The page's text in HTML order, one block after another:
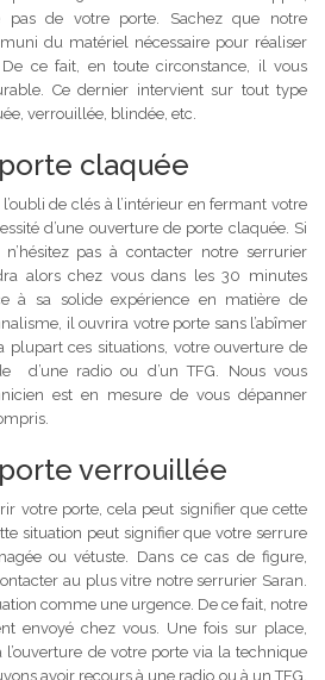
de votre porte. Sachez que notre
du matériel nécessaire pour réaliser
ce fait, en toute circonstance, il vous
Ce dernier intervient sur tout type
verrouillée, blindée, etc.
claquée
de clés à l’intérieur en fermant votre
d’une ouverture de porte claquée. Si
pas à contacter notre serrurier
alors chez vous dans les 30 minutes
à sa solide expérience en matière de
il ouvrira votre porte sans l’abîmer
plupart ces situations, votre ouverture de
d’une radio ou d’un TFG. Nous vous
est en mesure de vous dépanner
verrouillée
votre porte, cela peut signifier que cette
situation peut signifier que votre serrure
ou vétuste. Dans ce cas de figure,
au plus vitre notre serrurier Saran.
comme une urgence. De ce fait, notre
envoyé chez vous. Une fois sur place,
de votre porte via la technique
avoir recours à une radio ou à un TFG.